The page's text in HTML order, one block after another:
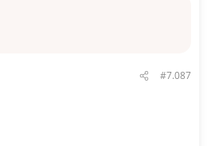
#7.087